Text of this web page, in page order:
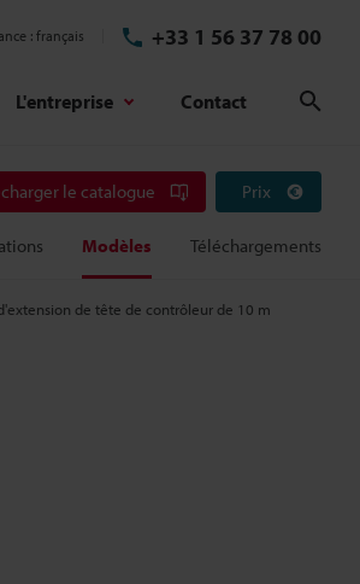
français +33 1 56 37 78 00
L'entreprise Contact
le catalogue Prix
Modèles Téléchargements
de tête de contrôleur de 10 m